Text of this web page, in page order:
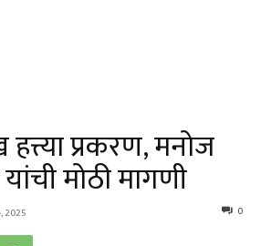
प्रकरण, मनोज
मोठी मागणी
2025 0